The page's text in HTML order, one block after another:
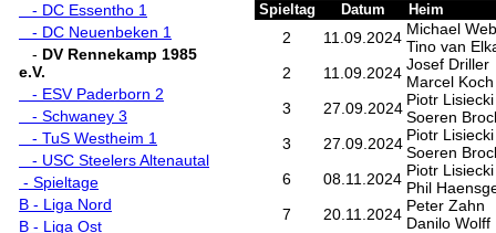
- DC Essentho 1
- DC Neuenbeken 1
- DV Rennekamp 1985
e.V.
- ESV Paderborn 2
- Schwaney 3
- TuS Westheim 1
- USC Steelers Altenautal
- Spieltage
B - Liga Nord
B - Liga Ost
Spieltag Datum Heim
2 11.09.2024 Michael
Tino van
2
11.09.2024 Josef Driller
Marcel Koch
3
27.09.2024 Piotr Lisiecki
Soeren
3
27.09.2024 Piotr Lisiecki
Soeren
6
08.11.2024 Piotr Lisiecki
Phil
7
20.11.2024 Peter Zahn
Danilo Wolff